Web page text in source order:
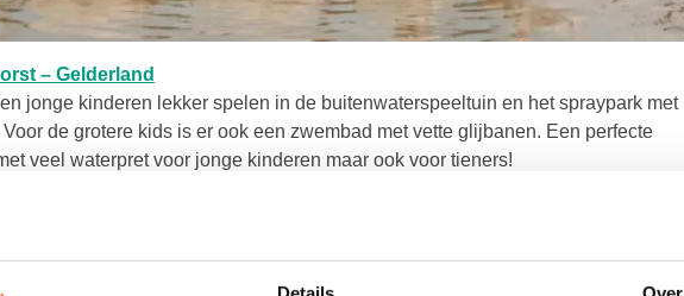
– Gelderland
jonge kinderen lekker spelen in de buitenwaterspeeltuin en het spraypark met
de grotere kids is er ook een zwembad met vette glijbanen. Een perfecte
veel waterpret voor jonge kinderen maar ook voor tieners!